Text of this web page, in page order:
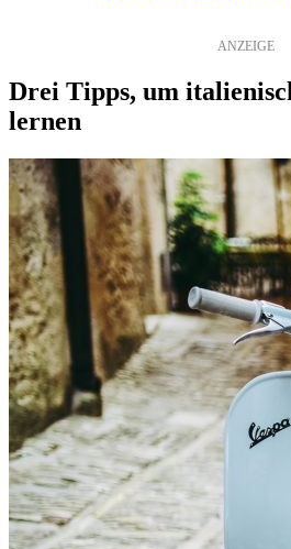
Drei Tipps, um
lernen